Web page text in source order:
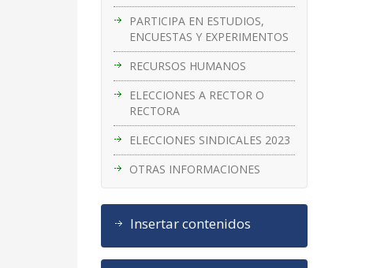
PARTICIPA EN ESTUDIOS,
ENCUESTAS Y EXPERIMENTOS
RECURSOS HUMANOS
ELECCIONES A RECTOR O
RECTORA
ELECCIONES SINDICALES 2023
OTRAS INFORMACIONES
Insertar contenidos